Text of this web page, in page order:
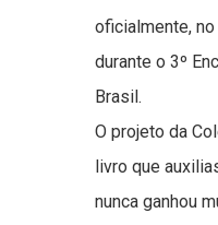
oficialmente,
durante o 3º
Brasil.
O projeto da
livro que
nunca ganhou